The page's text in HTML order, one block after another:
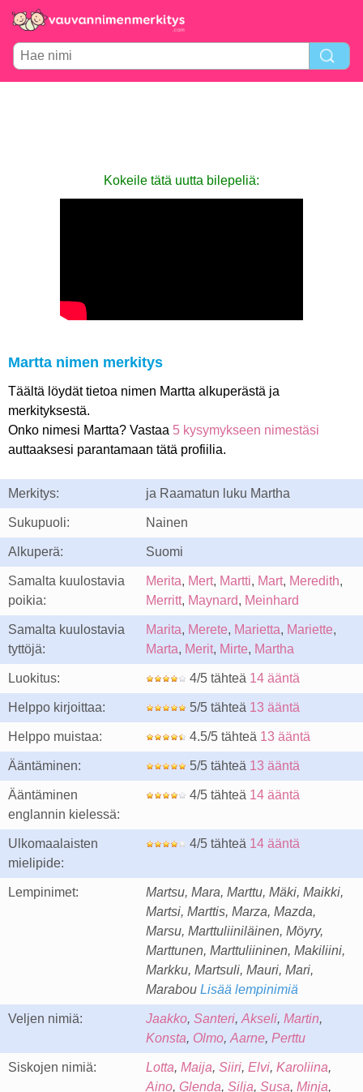
Kokeile tätä uutta bilepeliä:
Martta nimen merkitys
Täältä löydät tietoa nimen Martta alkuperästä ja
merkityksestä.
Onko nimesi Martta? Vastaa 5 kysymykseen nimestäsi
auttaaksesi parantamaan tätä profiilia.
Merkitys: ja Raamatun luku Martha
Sukupuoli: Nainen
Alkuperä: Suomi
Samalta kuulostavia
poikia:
Merita, Mert, Martti, Mart, Meredith,
Merritt, Maynard, Meinhard
Samalta kuulostavia
tyttöjä:
Marita, Merete, Marietta, Mariette,
Marta, Merit, Mirte, Martha
Luokitus: 4/5 tähteä 14 ääntä
Helppo kirjoittaa: 5/5 tähteä 13 ääntä
Helppo muistaa: 4.5/5 tähteä 13 ääntä
Ääntäminen: 5/5 tähteä 13 ääntä
Ääntäminen
englannin kielessä:
4/5 tähteä 14 ääntä
Ulkomaalaisten
mielipide:
4/5 tähteä 14 ääntä
Lempinimet:
Martsu, Mara, Marttu, Mäki, Maikki,
Martsi, Marttis, Marza, Mazda,
Marsu, Marttuliiniläinen, Möyry,
Marttunen, Marttuliininen, Makiliini,
Markku, Martsuli, Mauri, Mari,
Marabou Lisää lempinimiä
Veljen nimiä: Jaakko, Santeri, Akseli, Martin,
Konsta, Olmo, Aarne, Perttu
Siskojen nimiä: Lotta, Maija, Siiri, Elvi, Karoliina,
Aino, Glenda, Silja, Susa, Minja,